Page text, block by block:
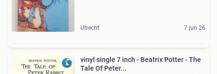
Utrecht 7 jun 26
vinyl single 7 inch - Beatrix Potter - The
Tale Of Peter...